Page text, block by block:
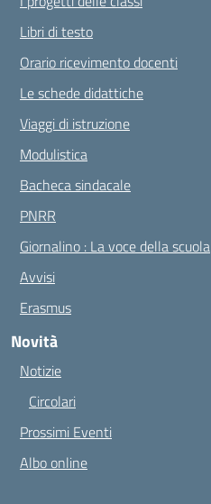
Libri di testo
Orario ricevimento docenti
Le schede didattiche
Viaggi di istruzione
Modulistica
Bacheca sindacale
PNRR
Giornalino : La voce della scuola
Avvisi
Erasmus
Novità
Notizie
Circolari
Prossimi Eventi
Albo online